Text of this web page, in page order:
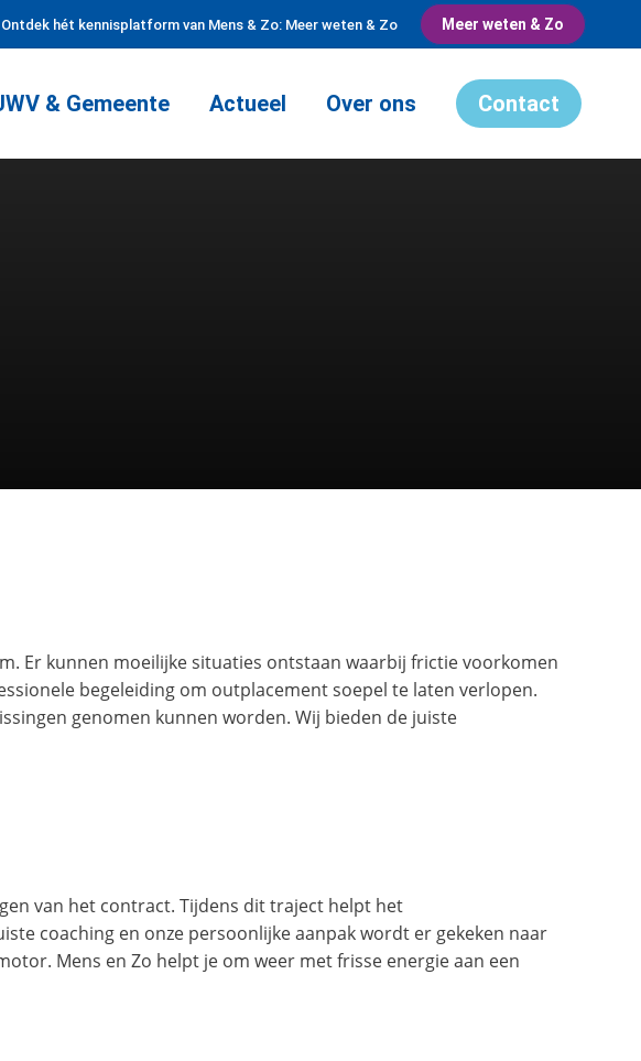
Ontdek hét kennisplatform van Mens & Zo: Meer weten & Zo Meer weten & Zo
& Gemeente Actueel Over ons Contact
Er kunnen moeilijke situaties ontstaan waarbij frictie voorkomen
begeleiding om outplacement soepel te laten verlopen.
genomen kunnen worden. Wij bieden de juiste
van het contract. Tijdens dit traject helpt het
coaching en onze persoonlijke aanpak wordt er gekeken naar
Mens en Zo helpt je om weer met frisse energie aan een